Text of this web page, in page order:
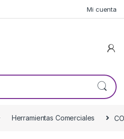
Mi cuenta
Herramientas Comerciales